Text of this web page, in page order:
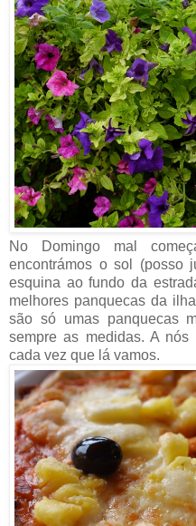
No Domingo mal
encontrámos o sol (posso
esquina ao fundo da
melhores panquecas da
são só umas panquecas
sempre as medidas. A
cada vez que lá vamos.